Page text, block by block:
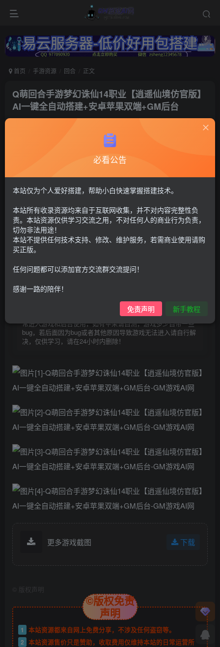
首页 手游资源 回合 正文
Q萌回合手游梦幻诛仙14职业【逍遥仙境仿官版】
AI一键全自动搭建+安卓苹果双端+GM后台
关注
梦幻诛仙13
安卓苹果双端+多功能GM后台+需要至少8G内存【注：建议用腾讯
不去游戏联系Q群---736021860---GM游戏AI网---管理员《易云服务
器-https://123.yxjs.ltd/cart》。】
G币30 G币100
仅支持云服务器搭建，适用于小白快速搭建，只能确保安卓正
常进入游戏和后台使用，如有苹果请自测，游戏多少自带一些
bug，若后面因为bug或者其他原因导致游戏无法进入请自行解
决，仅供学习，请在24小时内删除！
更多游戏截图 下载
版权声明
©版权免责
声明
1
本站资源都来自网上免费分享，不涉及任何盗窃等。
2 本站资源售价只是赞助，收取费用仅维持本站的日常运营所
必看公告
本站仅为个人爱好搭建，帮助小白快速掌握搭建技术。
本站所有收录资源均来自于互联网收集，并不对内容完整性负
责。本站资源仅供学习交流之用，不对任何人的商业行为负责，
切勿非法用途！
本站不提供任何技术支持、修改、维护服务，若需商业使用请购
买正版。
任何问题都可以添加官方交流群交流提问！
感谢一路的陪伴！
免责声明 新手教程